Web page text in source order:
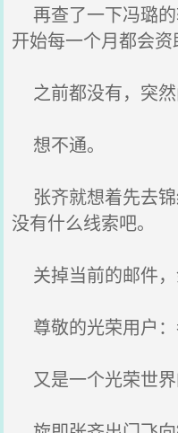
再查了一下冯璐
开始每一个月都会资
之前都没有，突然
想不通。
张齐就想着先去
没有什么线索吧。
关掉当前的邮件，
尊敬的光荣用户
又是一个光荣世界